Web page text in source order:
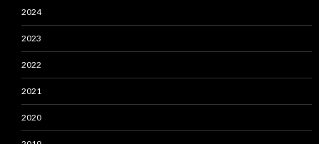
2024
2023
2022
2021
2020